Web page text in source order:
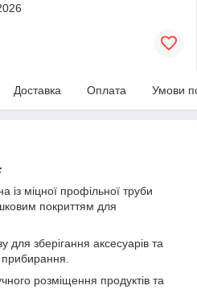
Доставка Оплата Умови
із міцної профільної труби
покриттям для
для зберігання аксесуарів та
розміщення продуктів та